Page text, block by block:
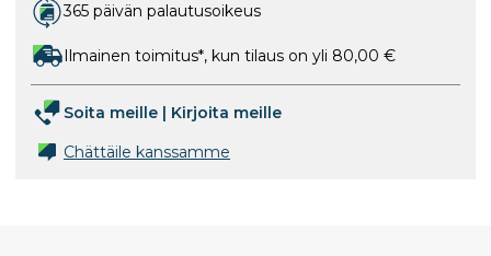
365 päivän palautusoikeus
Ilmainen toimitus*, kun tilaus on yli 80,00 €
Soita meille | Kirjoita meille
Chättäile kanssamme